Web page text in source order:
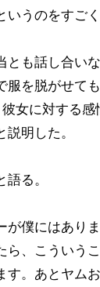
うのをすご
も話し合い
を脱がせて
女に対する
明した。
る。
が僕にはあり
、こういう
。あとヤム